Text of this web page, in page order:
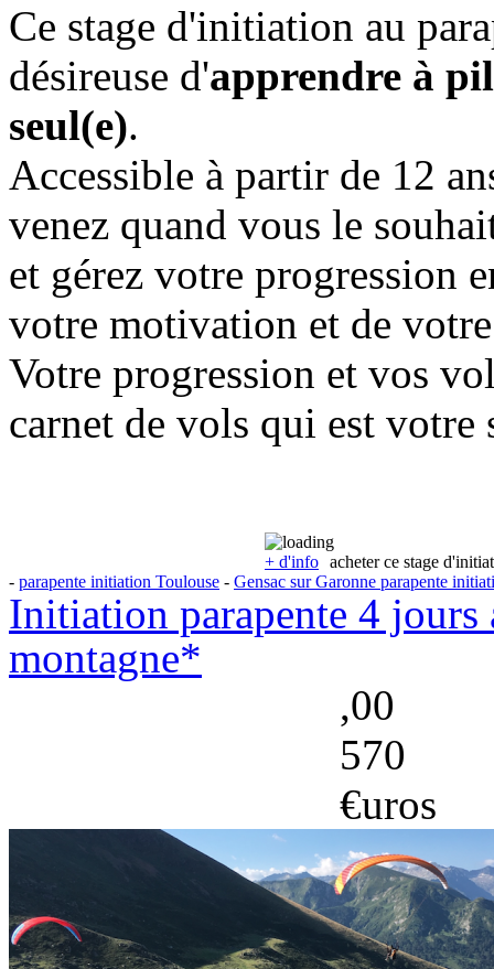
Ce stage d'initiation au
désireuse d'apprendre à
seul(e).
Accessible à partir de 12
venez quand vous le
et gérez votre progression
votre motivation et de
Votre progression et vos
carnet de vols qui est
+ d'info acheter ce stage
- parapente initiation Toulouse - Gensac sur Garonne parapente
Initiation parapente 4
montagne*
,00
570
€uros